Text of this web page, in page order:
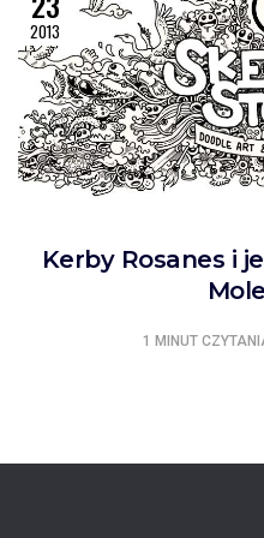
2013
Kerby Rosanes i
1 MINUT